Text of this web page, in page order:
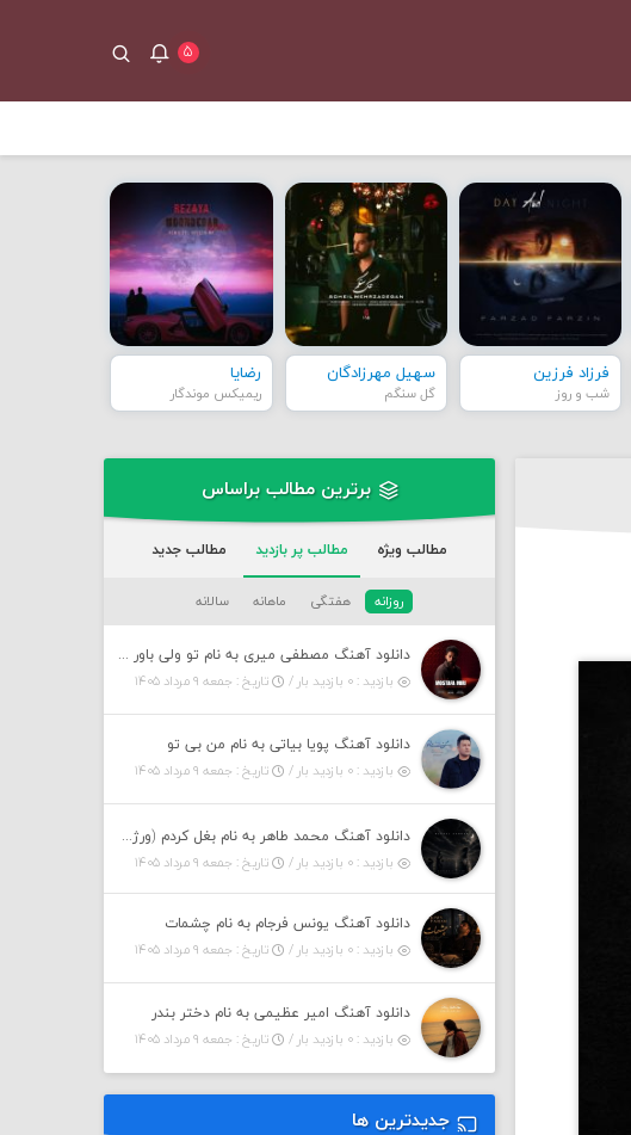
۵
فرزاد فرزین
شب و روز
سهیل مهرزادگان
گل سنگم
رضایا
ریمیکس موندگار
برترین مطالب براساس
مطالب ویژه مطالب پر بازدید مطالب جدید
روزانه هفتگی ماهانه سالانه
دانلود آهنگ مصطفی میری به نام تو ولی باور نکن
بازدید : ۰ بازدید بار /
تاریخ : جمعه ۹ مرداد ۱۴۰۵
دانلود آهنگ پویا بیاتی به نام من بی تو
بازدید : ۰ بازدید بار /
تاریخ : جمعه ۹ مرداد ۱۴۰۵
دانلود آهنگ محمد طاهر به نام بغل کردم (ورژن جدید)
بازدید : ۰ بازدید بار /
تاریخ : جمعه ۹ مرداد ۱۴۰۵
دانلود آهنگ یونس فرجام به نام چشمات
بازدید : ۰ بازدید بار /
تاریخ : جمعه ۹ مرداد ۱۴۰۵
دانلود آهنگ امیر عظیمی به نام دختر بندر
بازدید : ۰ بازدید بار /
تاریخ : جمعه ۹ مرداد ۱۴۰۵
جدیدترین ها